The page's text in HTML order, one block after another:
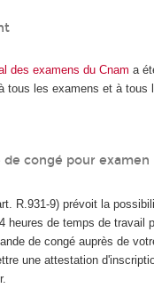
des examens du Cnam a
tous les examens et à tous
de congé pour examen
R.931-9) prévoit la
heures de temps de travail
de congé auprès de
une attestation